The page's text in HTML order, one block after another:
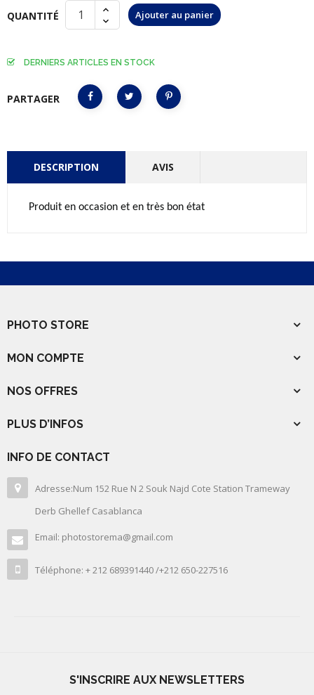
QUANTITÉ Ajouter au panier
DERNIERS ARTICLES EN STOCK
PARTAGER
DESCRIPTION AVIS
Produit en occasion et en très bon état
PHOTO STORE
MON COMPTE
NOS OFFRES
PLUS D’INFOS
INFO DE CONTACT
Adresse:Num 152 Rue N 2 Souk Najd Cote Station Trameway
Derb Ghellef Casablanca
Email: photostorema@gmail.com
Téléphone: + 212 689391440 /+212 650-227516
S'INSCRIRE AUX NEWSLETTERS